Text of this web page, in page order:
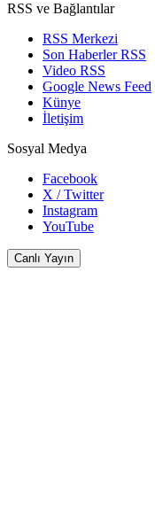
RSS ve Bağlantılar
RSS Merkezi
Son Haberler RSS
Video RSS
Google News Feed
Künye
İletişim
Sosyal Medya
Facebook
X / Twitter
Instagram
YouTube
Canlı Yayın